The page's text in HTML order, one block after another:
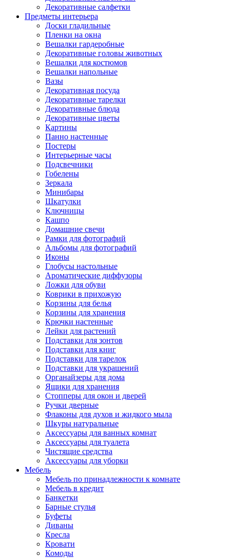
Декоративные салфетки
Предметы интерьера
Доски гладильные
Пленки на окна
Вешалки гардеробные
Декоративные головы животных
Вешалки для костюмов
Вешалки напольные
Вазы
Декоративная посуда
Декоративные тарелки
Декоративные блюда
Декоративные цветы
Картины
Панно настенные
Постеры
Интерьерные часы
Подсвечники
Гобелены
Зеркала
Минибары
Шкатулки
Ключницы
Кашпо
Домашние свечи
Рамки для фотографий
Альбомы для фотографий
Иконы
Глобусы настольные
Ароматические диффузоры
Ложки для обуви
Коврики в прихожую
Корзины для белья
Корзины для хранения
Крючки настенные
Лейки для растений
Подставки для зонтов
Подставки для книг
Подставки для тарелок
Подставки для украшений
Органайзеры для дома
Ящики для хранения
Стопперы для окон и дверей
Ручки дверные
Флаконы для духов и жидкого мыла
Шкуры натуральные
Аксессуары для ванных комнат
Аксессуары для туалета
Чистящие средства
Аксессуары для уборки
Мебель
Мебель по принадлежности к комнате
Мебель в кредит
Банкетки
Барные стулья
Буфеты
Диваны
Кресла
Кровати
Комоды